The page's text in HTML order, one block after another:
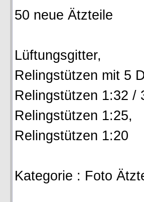
50 neue Ätzteile
Lüftungsgitter,
Relingstützen mit 5
Relingstützen 1:32 /
Relingstützen 1:25,
Relingstützen 1:20
Kategorie : Foto